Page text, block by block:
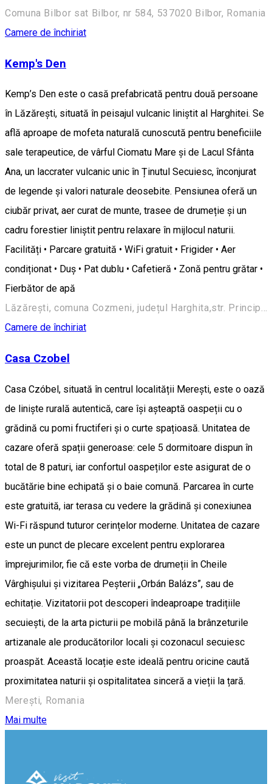
Comuna Bilbor sat Bilbor, nr 584, 537020 Bilbor, Romania
Camere de închiriat
Kemp's Den
Kemp’s Den este o casă prefabricată pentru două persoane
în Lăzărești, situată în peisajul vulcanic liniștit al Harghitei. Se
află aproape de mofeta naturală cunoscută pentru beneficiile
sale terapeutice, de vârful Ciomatu Mare și de Lacul Sfânta
Ana, un laccrater vulcanic unic în Ținutul Secuiesc, înconjurat
de legende și valori naturale deosebite. Pensiunea oferă un
ciubăr privat, aer curat de munte, trasee de drumeție și un
cadru forestier liniștit pentru relaxare în mijlocul naturii.
Facilități • Parcare gratuită • WiFi gratuit • Frigider • Aer
condiționat • Duș • Pat dublu • Cafetieră • Zonă pentru grătar •
Fierbător de apă
Lăzărești, comuna Cozmeni, județul Harghita,str. Principală nr. 121
Camere de închiriat
Casa Czobel
Casa Czóbel, situată în centrul localității Merești, este o oază
de liniște rurală autentică, care își așteaptă oaspeții cu o
grădină cu pomi fructiferi și o curte spațioasă. Unitatea de
cazare oferă spații generoase: cele 5 dormitoare dispun în
total de 8 paturi, iar confortul oaspeților este asigurat de o
bucătărie bine echipată și o baie comună. Parcarea în curte
este gratuită, iar terasa cu vedere la grădină și conexiunea
Wi-Fi răspund tuturor cerințelor moderne. Unitatea de cazare
este un punct de plecare excelent pentru explorarea
împrejurimilor, fie că este vorba de drumeții în Cheile
Vârghișului și vizitarea Peșterii „Orbán Balázs”, sau de
echitație. Vizitatorii pot descoperi îndeaproape tradițiile
secuiești, de la arta picturii pe mobilă până la brânzeturile
artizanale ale producătorilor locali și cozonacul secuiesc
proaspăt. Această locație este ideală pentru oricine caută
proximitatea naturii și ospitalitatea sinceră a vieții la țară.
Merești, Romania
Mai multe